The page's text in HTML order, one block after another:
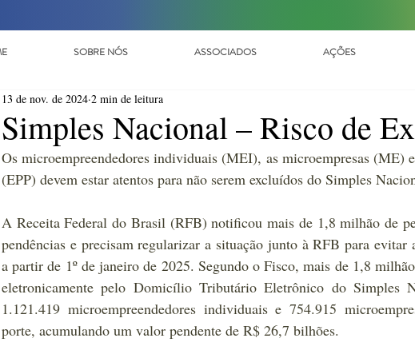
SOBRE NÓS ASSOCIADOS AÇÕES
Simples Nacional – Risco de
13 de nov. de 2024 2 min de leitura
Os microempreendedores individuais (MEI), as microempresas (ME)
(EPP) devem estar atentos para não serem excluídos do Simples
A Receita Federal do Brasil (RFB) notificou mais de 1,8 milhão de
pendências e precisam regularizar a situação junto à RFB para
a partir de 1º de janeiro de 2025. Segundo o Fisco, mais de 1,8
eletronicamente pelo Domicílio Tributário Eletrônico do Simples
1.121.419 microempreendedores individuais e 754.915
porte, acumulando um valor pendente de R$ 26,7 bilhões.